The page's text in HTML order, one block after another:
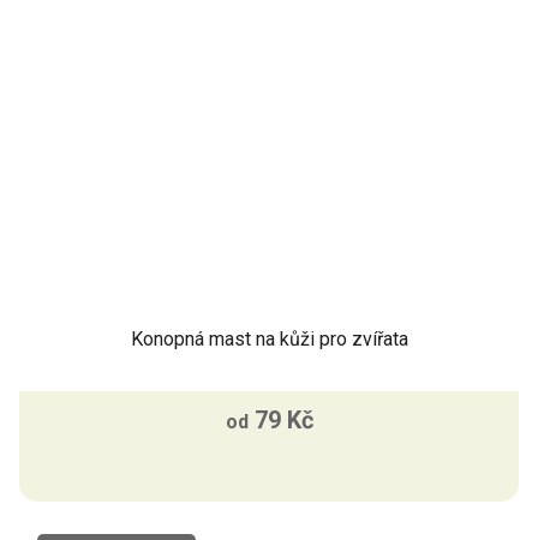
Konopná mast na kůži pro zvířata
od79 Kč